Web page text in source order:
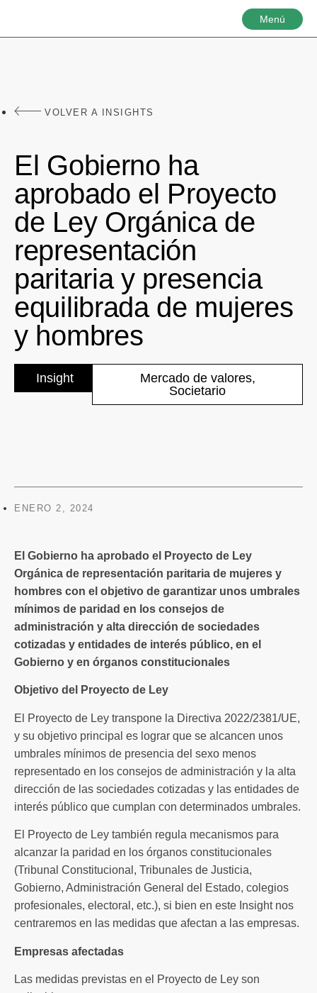
Menú
VOLVER A INSIGHTS
El Gobierno ha
aprobado el Proyecto
de Ley Orgánica de
representación
paritaria y presencia
equilibrada de mujeres
y hombres
Insight Mercado de valores,
Societario
ENERO 2, 2024
El Gobierno ha aprobado el Proyecto de Ley
Orgánica de representación paritaria de mujeres y
hombres con el objetivo de garantizar unos umbrales
mínimos de paridad en los consejos de
administración y alta dirección de sociedades
cotizadas y entidades de interés público, en el
Gobierno y en órganos constitucionales
Objetivo del Proyecto de Ley
El Proyecto de Ley transpone la Directiva 2022/2381/UE,
y su objetivo principal es lograr que se alcancen unos
umbrales mínimos de presencia del sexo menos
representado en los consejos de administración y la alta
dirección de las sociedades cotizadas y las entidades de
interés público que cumplan con determinados umbrales.
El Proyecto de Ley también regula mecanismos para
alcanzar la paridad en los órganos constitucionales
(Tribunal Constitucional, Tribunales de Justicia,
Gobierno, Administración General del Estado, colegios
profesionales, electoral, etc.), si bien en este Insight nos
centraremos en las medidas que afectan a las empresas.
Empresas afectadas
Las medidas previstas en el Proyecto de Ley son